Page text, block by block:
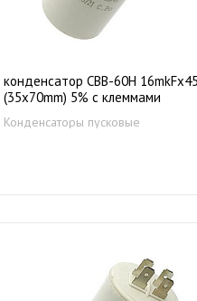
конденсатор CBB-60Н
(35х70mm) 5% c клеммами
Конденсаторы пусковые